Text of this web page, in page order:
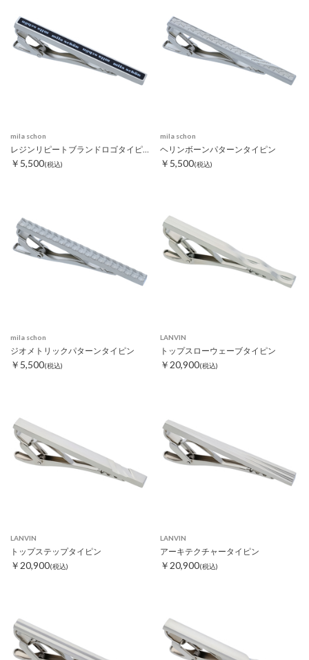
mila schon
レジンリピートブランドロゴタイピン ブラック
￥5,500(税込)
mila schon
ヘリンボーンパターンタイピン
￥5,500(税込)
mila schon
ジオメトリックパターンタイピン
￥5,500(税込)
LANVIN
トップスローウェーブタイピン
￥20,900(税込)
LANVIN
トップステップタイピン
￥20,900(税込)
LANVIN
アーキテクチャータイピン
￥20,900(税込)